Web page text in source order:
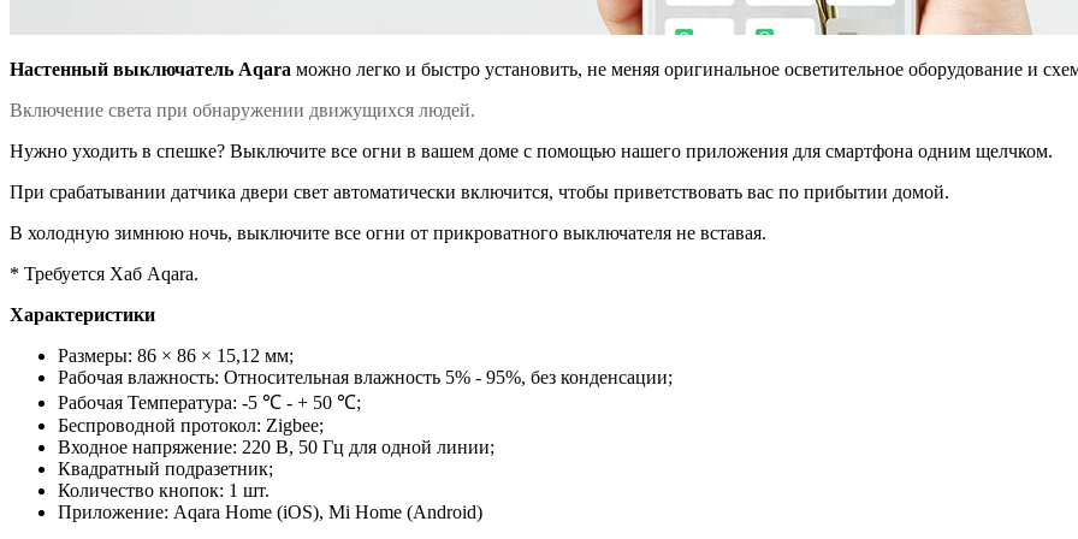
Настенный выключатель Aqara можно легко и быстро установить, не меняя оригинальное осветительное оборудование и
Включение света при обнаружении движущихся людей.
Нужно уходить в спешке? Выключите все огни в вашем доме с помощью нашего приложения для смартфона одним щелчком.
При срабатывании датчика двери свет автоматически включится, чтобы приветствовать вас по прибытии домой.
В холодную зимнюю ночь, выключите все огни от прикроватного выключателя не вставая.
* Требуется Хаб Aqara.
Характеристики
Размеры: 86 × 86 × 15,12 мм;
Рабочая влажность: Относительная влажность 5% - 95%, без конденсации;
Рабочая Температура: -5 ℃ - + 50 ℃;
Беспроводной протокол: Zigbee;
Входное напряжение: 220 В, 50 Гц для одной линии;
Квадратный подразетник;
Количество кнопок: 1 шт.
Приложение: Aqara Home (iOS), Mi Home (Android)